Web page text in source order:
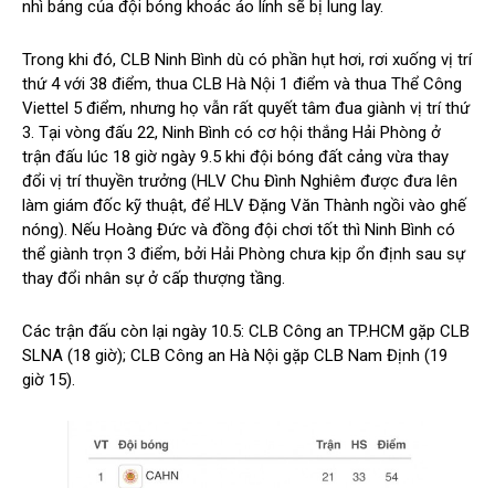
nhì bảng của đội bóng khoác áo lính sẽ bị lung lay.
Trong khi đó, CLB Ninh Bình dù có phần hụt hơi, rơi xuống vị trí
thứ 4 với 38 điểm, thua CLB Hà Nội 1 điểm và thua Thể Công
Viettel 5 điểm, nhưng họ vẫn rất quyết tâm đua giành vị trí thứ
3. Tại vòng đấu 22, Ninh Bình có cơ hội thắng Hải Phòng ở
trận đấu lúc 18 giờ ngày 9.5 khi đội bóng đất cảng vừa thay
đổi vị trí thuyền trưởng (HLV Chu Đình Nghiêm được đưa lên
làm giám đốc kỹ thuật, để HLV Đặng Văn Thành ngồi vào ghế
nóng). Nếu Hoàng Đức và đồng đội chơi tốt thì Ninh Bình có
thể giành trọn 3 điểm, bởi Hải Phòng chưa kịp ổn định sau sự
thay đổi nhân sự ở cấp thượng tầng.
Các trận đấu còn lại ngày 10.5: CLB Công an TP.HCM gặp CLB
SLNA (18 giờ); CLB Công an Hà Nội gặp CLB Nam Định (19
giờ 15).